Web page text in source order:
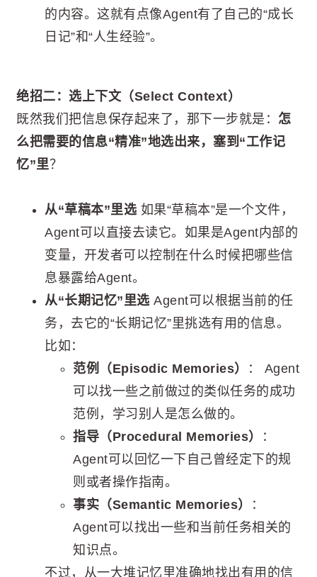
的内容。这就有点像Agent有了自己的“成长
日记”和“人生经验”。
绝招二：选上下文（Select Context）
既然我们把信息保存起来了，那下一步就是： 怎
么把需要的信息“精准”地选出来，塞到“工作记
忆”里？
从“草稿本”里选 如果“草稿本”是一个文件，
Agent可以直接去读它。如果是Agent内部的
变量，开发者可以控制在什么时候把哪些信
息暴露给Agent。
从“长期记忆”里选 Agent可以根据当前的任
务，去它的“长期记忆”里挑选有用的信息。
比如：
范例（Episodic Memories）
： Agent
可以找一些之前做过的类似任务的成功
范例，学习别人是怎么做的。
指导（Procedural Memories）
：
Agent可以回忆一下自己曾经定下的规
则或者操作指南。
事实（Semantic Memories）
：
Agent可以找出一些和当前任务相关的
知识点。
不过，从一大堆记忆里准确地找出有用的信